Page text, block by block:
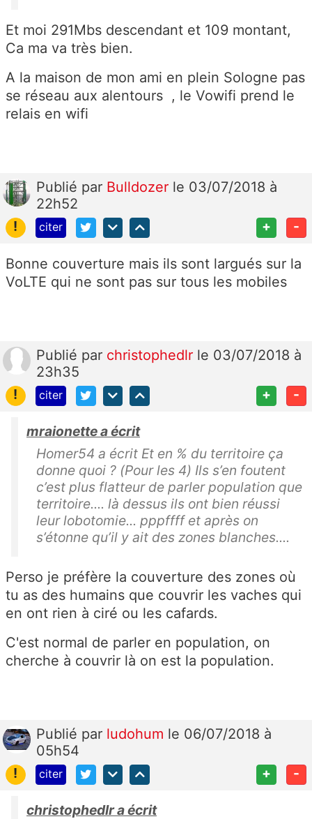
Et moi 291Mbs descendant et 109 montant,
Ca ma va très bien.
A la maison de mon ami en plein Sologne pas
se réseau aux alentours , le Vowifi prend le
relais en wifi
Publié par Bulldozer le 03/07/2018 à
22h52
!
citer + -
Bonne couverture mais ils sont largués sur la
VoLTE qui ne sont pas sur tous les mobiles
Publié par christophedlr le 03/07/2018 à
23h35
!
citer + -
mraionette a écrit
Homer54 a écrit Et en % du territoire ça
donne quoi ? (Pour les 4) Ils s’en foutent
c’est plus flatteur de parler population que
territoire.... là dessus ils ont bien réussi
leur lobotomie... pppffff et après on
s’étonne qu’il y ait des zones blanches....
Perso je préfère la couverture des zones où
tu as des humains que couvrir les vaches qui
en ont rien à ciré ou les cafards.
C'est normal de parler en population, on
cherche à couvrir là on est la population.
Publié par ludohum le 06/07/2018 à
05h54
!
citer + -
christophedlr a écrit